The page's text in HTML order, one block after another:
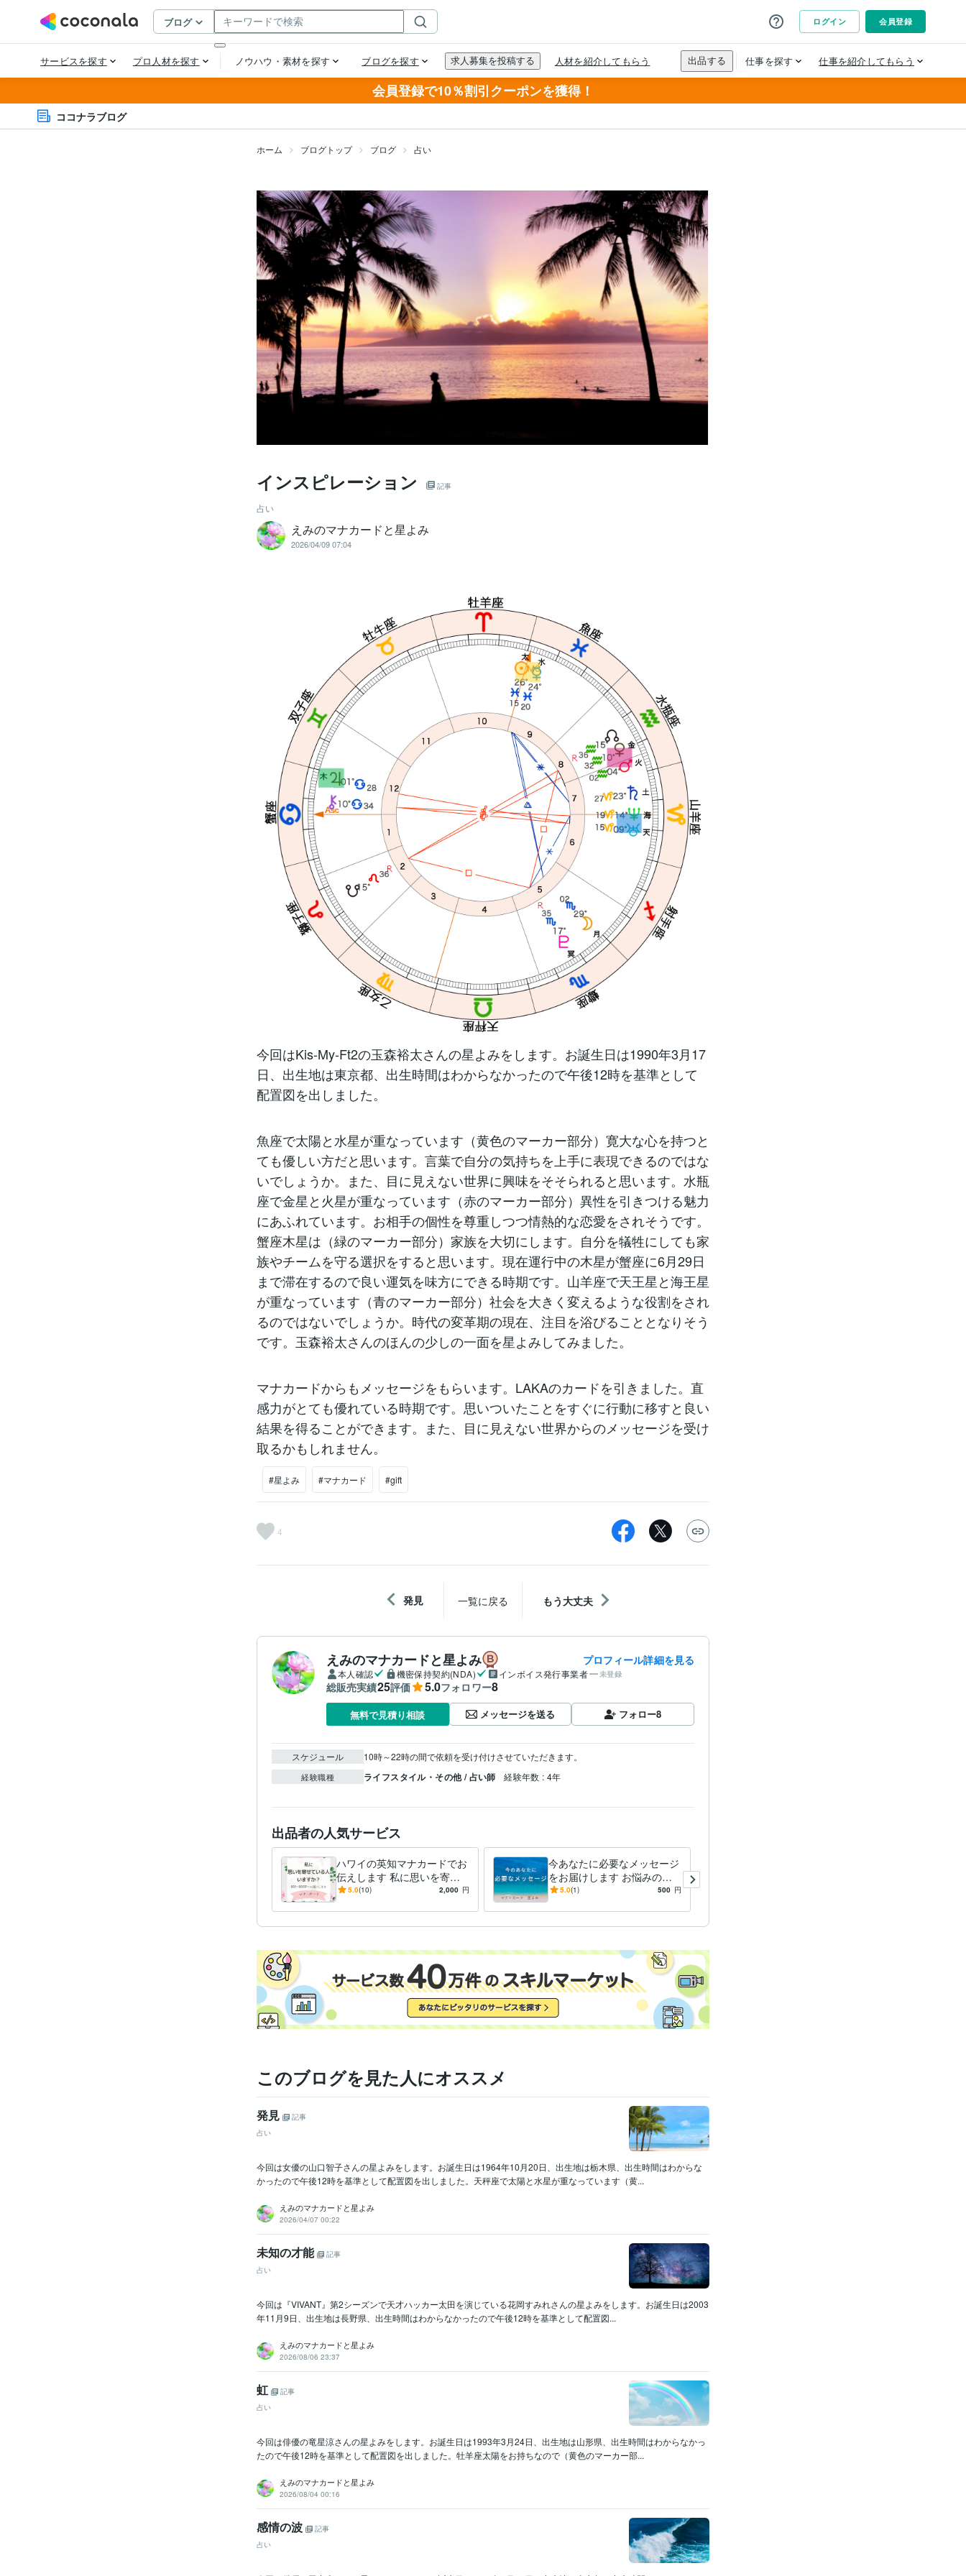
会員登録で10％割引クーポンを獲得！
ココナラブログ
ホーム ブログトップ ブログ 占い
インスピレーション 記事
占い
えみのマナカードと星よみ
2026/04/09 07:04
今回はKis-My-Ft2の玉森裕太さんの星よみをします。お誕生日は1990年3月17
日、出生地は東京都、出生時間はわからなかったので午後12時を基準として
配置図を出しました。
魚座で太陽と水星が重なっています（黄色のマーカー部分）寛大な心を持つと
ても優しい方だと思います。言葉で自分の気持ちを上手に表現できるのではな
いでしょうか。また、目に見えない世界に興味をそそられると思います。水瓶
座で金星と火星が重なっています（赤のマーカー部分）異性を引きつける魅力
にあふれています。お相手の個性を尊重しつつ情熱的な恋愛をされそうです。
蟹座木星は（緑のマーカー部分）家族を大切にします。自分を犠牲にしても家
族やチームを守る選択をすると思います。現在運行中の木星が蟹座に6月29日
まで滞在するので良い運気を味方にできる時期です。山羊座で天王星と海王星
が重なっています（青のマーカー部分）社会を大きく変えるような役割をされ
るのではないでしょうか。時代の変革期の現在、注目を浴びることとなりそう
です。玉森裕太さんのほんの少しの一面を星よみしてみました。
マナカードからもメッセージをもらいます。LAKAのカードを引きました。直
感力がとても優れている時期です。思いついたことをすぐに行動に移すと良い
結果を得ることができます。また、目に見えない世界からのメッセージを受け
取るかもしれません。
#星よみ #マナカード #gift
4
発見 一覧に戻る もう大丈夫
えみのマナカードと星よみ プロフィール詳細を見る
本人確認 機密保持契約(NDA) インボイス発行事業者 未登録
総販売実績25評価 5.0フォロワー8
無料で見積り相談 メッセージを送る フォロー8
スケジュール 10時～22時の間で依頼を受け付けさせていただきます。
経験職種 ライフスタイル・その他 / 占い師 経験年数 : 4年
出品者の人気サービス
ハワイの英知マナカードでお
伝えします 私に思いを寄せ
ている人はいますか？
5.0(10) 2,000 円
今あなたに必要なメッセージ
をお届けします お悩みの原
因は自分の中にある。心の内
5.0(1) 500 円
このブログを見た人にオススメ
発見
記事
占い
今回は女優の山口智子さんの星よみをします。お誕生日は1964年10月20日、出生地は栃木県、出生時間はわからな
かったので午後12時を基準として配置図を出しました。天秤座で太陽と水星が重なっています（黄...
えみのマナカードと星よみ
2026/04/07 00:22
未知の才能
記事
占い
今回は『VIVANT』第2シーズンで天才ハッカー太田を演じている花岡すみれさんの星よみをします。お誕生日は2003
年11月9日、出生地は長野県、出生時間はわからなかったので午後12時を基準として配置図...
えみのマナカードと星よみ
2026/08/06 23:37
虹
記事
占い
今回は俳優の竜星涼さんの星よみをします。お誕生日は1993年3月24日、出生地は山形県、出生時間はわからなかっ
たので午後12時を基準として配置図を出しました。牡羊座太陽をお持ちなので（黄色のマーカー部...
えみのマナカードと星よみ
2026/08/04 00:16
感情の波
記事
占い